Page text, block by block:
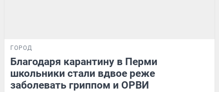
ГОРОД
Благодаря карантину в Перми
школьники стали вдвое реже
заболевать гриппом и ОРВИ